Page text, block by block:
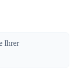
Ihrer